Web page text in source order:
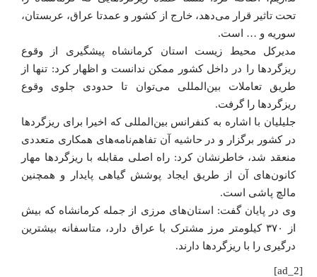
تحت تاثیر قرار می‌دهد، خارج از کشور و عمدتا عراق، عربستان،
سوریه و … است.
مدیرکل محیط زیست استان کرمانشاه پیشگیری از وقوع
ریزگردها را در داخل کشور ممکن ندانست و اظهار کرد: تنها از
طریق تعاملات بین‌المللی می‌توان تا حدودی جلوی وقوع
ریزگردها را گرفت.
جلیلیان با اشاره به کنفرانس بین‌المللی که اخیرا برای ریزگردها
در کشور برگزار و در حاشیه آن تفاهم‌نامه‌های همکاری متعددی
منعقد شد، خاطرنشان کرد: راه اصلی مقابله با ریزگردها مهار
کانون‌های آن از طریق ایجاد پوشش گیاهی پایدار و همچنین
مالچ پاشی است.
وی در پایان گفت: استان‌های مرزی از جمله کرمانشاه که بیش
از ۳۷۰ کیلومتر مرز مشترک با عراق دارد، متاسفانه بیشترین
درگیری را با ریزگردها دارند.
[ad_2]